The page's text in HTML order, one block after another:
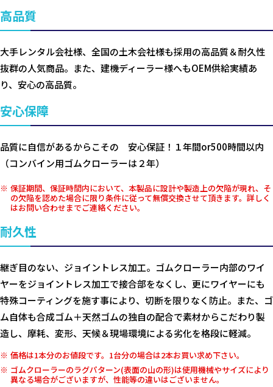
高品質
大手レンタル会社様、全国の土木会社様も採用の高品質＆耐久性
抜群の人気商品。また、建機ディーラー様へもOEM供給実績あ
り、安心の高品質。
安心保障
品質に自信があるからこその 安心保証！１年間or500時間以内
（コンバイン用ゴムクローラーは２年）
保証期間、保証時間内において、本製品に設計や製造上の欠陥が現れ、そ
の欠陥を認めた場合に限り条件に従って無償交換させて頂きます。詳しく
はお問い合わせまでご連絡ください。
耐久性
継ぎ目のない、ジョイントレス加工。ゴムクローラー内部のワイ
ヤーをジョイントレス加工で接合部をなくし、更にワイヤーにも
特殊コーティングを施す事により、切断を限りなく防止。また、ゴ
ム自体も合成ゴム＋天然ゴムの独自の配合で素材からこだわり製
造し、摩耗、変形、天候＆現場環境による劣化を格段に軽減。
価格は1本分のお値段です。1台分の場合は2本お買い求め下さい。
ゴムクローラーのラグパターン(表面の山の形)は使用機械やサイズにより
異なる場合がございますが、性能等の違いはございません。